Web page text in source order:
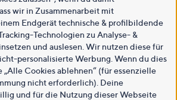
wir in Zusammenarbeit mit
Endgerät technische & profilbildende
Technologien zu Analyse- &
und auslesen. Wir nutzen diese für
personalisierte Werbung. Wenn du dies
„Alle Cookies ablehnen“ (für essenzielle
nicht erforderlich). Deine
und für die Nutzung dieser Webseite